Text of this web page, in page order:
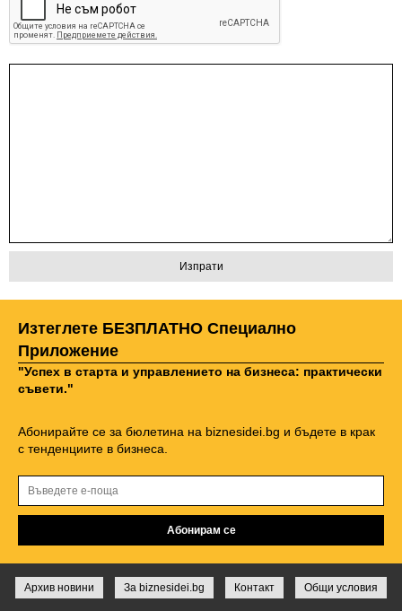
Изтеглете БЕЗПЛАТНО Специално
Приложение
"Успех в старта и управлението на бизнеса: практически
съвети."
Абонирайте се за бюлетина на biznesidei.bg и бъдете в крак
с тенденциите в бизнеса.
Архив новини За biznesidei.bg Контакт Общи условия